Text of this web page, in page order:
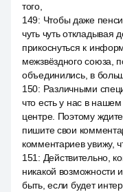
того,
149: Чтобы даже
чуть чуть откладывая
прикоснуться к
межзвёздного союза,
объединились, в
150: Различными
что есть у нас в
центре. Поэтому
пишите свои
комментариев увижу,
151 : Действительно,
никакой возможности
быть, если будет